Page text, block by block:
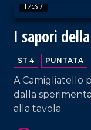
12:37
I sapori
ST 4 PUNTATA
A Camigliatello
dalla
alla tavola
VAI AL TITOLO